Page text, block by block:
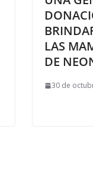
LAS
DE
30 de